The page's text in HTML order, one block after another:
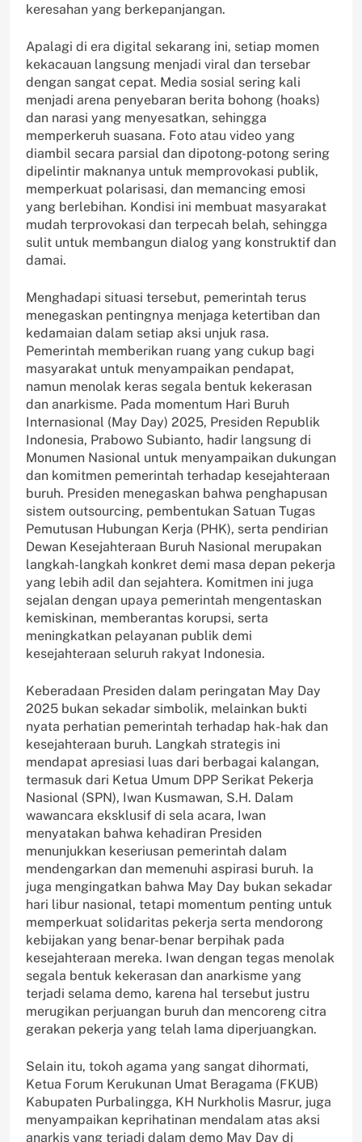
keresahan yang berkepanjangan.
Apalagi di era digital sekarang ini, setiap momen
kekacauan langsung menjadi viral dan tersebar
dengan sangat cepat. Media sosial sering kali
menjadi arena penyebaran berita bohong (hoaks)
dan narasi yang menyesatkan, sehingga
memperkeruh suasana. Foto atau video yang
diambil secara parsial dan dipotong-potong sering
dipelintir maknanya untuk memprovokasi publik,
memperkuat polarisasi, dan memancing emosi
yang berlebihan. Kondisi ini membuat masyarakat
mudah terprovokasi dan terpecah belah, sehingga
sulit untuk membangun dialog yang konstruktif dan
damai.
Menghadapi situasi tersebut, pemerintah terus
menegaskan pentingnya menjaga ketertiban dan
kedamaian dalam setiap aksi unjuk rasa.
Pemerintah memberikan ruang yang cukup bagi
masyarakat untuk menyampaikan pendapat,
namun menolak keras segala bentuk kekerasan
dan anarkisme. Pada momentum Hari Buruh
Internasional (May Day) 2025, Presiden Republik
Indonesia, Prabowo Subianto, hadir langsung di
Monumen Nasional untuk menyampaikan dukungan
dan komitmen pemerintah terhadap kesejahteraan
buruh. Presiden menegaskan bahwa penghapusan
sistem outsourcing, pembentukan Satuan Tugas
Pemutusan Hubungan Kerja (PHK), serta pendirian
Dewan Kesejahteraan Buruh Nasional merupakan
langkah-langkah konkret demi masa depan pekerja
yang lebih adil dan sejahtera. Komitmen ini juga
sejalan dengan upaya pemerintah mengentaskan
kemiskinan, memberantas korupsi, serta
meningkatkan pelayanan publik demi
kesejahteraan seluruh rakyat Indonesia.
Keberadaan Presiden dalam peringatan May Day
2025 bukan sekadar simbolik, melainkan bukti
nyata perhatian pemerintah terhadap hak-hak dan
kesejahteraan buruh. Langkah strategis ini
mendapat apresiasi luas dari berbagai kalangan,
termasuk dari Ketua Umum DPP Serikat Pekerja
Nasional (SPN), Iwan Kusmawan, S.H. Dalam
wawancara eksklusif di sela acara, Iwan
menyatakan bahwa kehadiran Presiden
menunjukkan keseriusan pemerintah dalam
mendengarkan dan memenuhi aspirasi buruh. Ia
juga mengingatkan bahwa May Day bukan sekadar
hari libur nasional, tetapi momentum penting untuk
memperkuat solidaritas pekerja serta mendorong
kebijakan yang benar-benar berpihak pada
kesejahteraan mereka. Iwan dengan tegas menolak
segala bentuk kekerasan dan anarkisme yang
terjadi selama demo, karena hal tersebut justru
merugikan perjuangan buruh dan mencoreng citra
gerakan pekerja yang telah lama diperjuangkan.
Selain itu, tokoh agama yang sangat dihormati,
Ketua Forum Kerukunan Umat Beragama (FKUB)
Kabupaten Purbalingga, KH Nurkholis Masrur, juga
menyampaikan keprihatinan mendalam atas aksi
anarkis yang terjadi dalam demo May Day di